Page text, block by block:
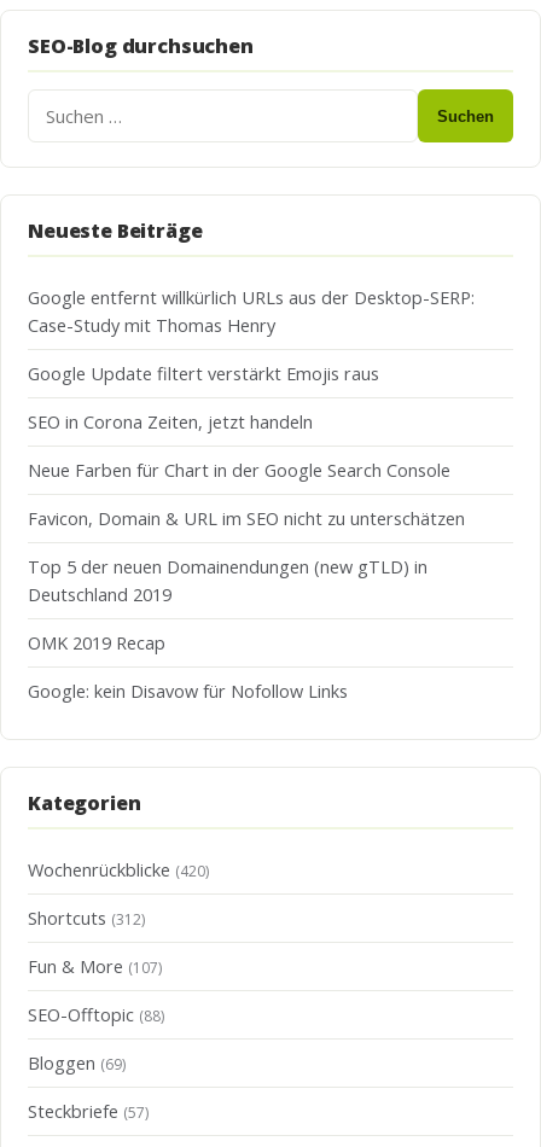
SEO-Blog durchsuchen
Suchen
Neueste Beiträge
Google entfernt willkürlich URLs aus der Desktop-SERP:
Case-Study mit Thomas Henry
Google Update filtert verstärkt Emojis raus
SEO in Corona Zeiten, jetzt handeln
Neue Farben für Chart in der Google Search Console
Favicon, Domain & URL im SEO nicht zu unterschätzen
Top 5 der neuen Domainendungen (new gTLD) in
Deutschland 2019
OMK 2019 Recap
Google: kein Disavow für Nofollow Links
Kategorien
Wochenrückblicke (420)
Shortcuts (312)
Fun & More (107)
SEO-Offtopic (88)
Bloggen (69)
Steckbriefe (57)